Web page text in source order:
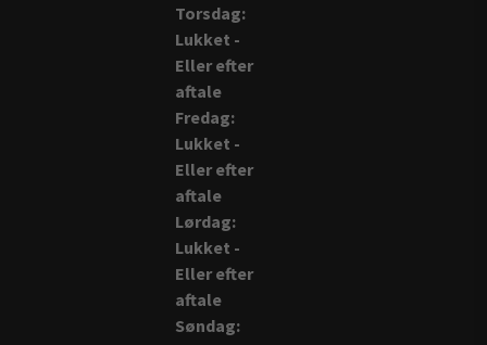
Torsdag:
Lukket -
Eller efter
aftale
Fredag:
Lukket -
Eller efter
aftale
Lørdag:
Lukket -
Eller efter
aftale
Søndag: